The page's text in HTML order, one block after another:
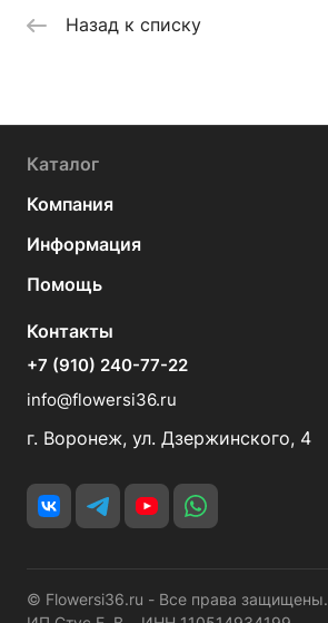
Назад к списку
Каталог
Компания
Информация
Помощь
Контакты
+7 (910) 240-77-22
info@flowersi36.ru
г. Воронеж, ул. Дзержинского, 4
© Flowersi36.ru - Все права защищены.